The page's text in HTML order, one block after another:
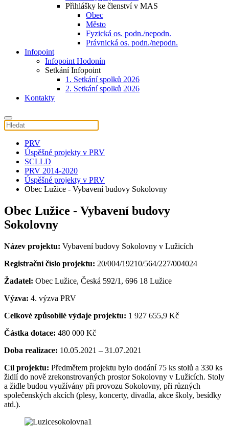
Přihlášky ke členství v MAS
Obec
Město
Fyzická os. podn./nepodn.
Právnická os. podn./nepodn.
Infopoint
Infopoint Hodonín
Setkání Infopoint
1. Setkání spolků 2026
2. Setkání spolků 2026
Kontakty
PRV
Úspěšné projekty v PRV
SCLLD
PRV 2014-2020
Úspěšné projekty v PRV
Obec Lužice - Vybavení budovy Sokolovny
Obec Lužice - Vybavení budovy
Sokolovny
Název projektu: Vybavení budovy Sokolovny v Lužicích
Registrační číslo projektu: 20/004/19210/564/227/004024
Žadatel: Obec Lužice, Česká 592/1, 696 18 Lužice
Výzva: 4. výzva PRV
Celkové způsobilé výdaje projektu: 1 927 655,9 Kč
Částka dotace: 480 000 Kč
Doba realizace: 10.05.2021 – 31.07.2021
Cíl projektu: Předmětem projektu bylo dodání 75 ks stolů a 330 ks
židlí do nově zrekonstrovaných prostor Sokolovny v Lužicích. Stoly
a židle budou využívány při provozu Sokolovny, při různých
společenských akcích (plesy, koncerty, divadla, akce školy, besídky
atd.).